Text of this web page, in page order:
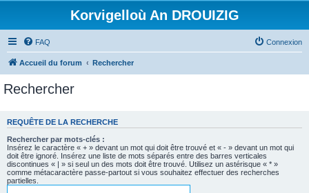
Korvigelloù An DROUIZIG
FAQ Connexion
Accueil du forum Rechercher
Rechercher
REQUÊTE DE LA RECHERCHE
Rechercher par mots-clés :
Insérez le caractère « + » devant un mot qui doit être trouvé et « - » devant un mot qui
doit être ignoré. Insérez une liste de mots séparés entre des barres verticales
discontinues « | » si seul un des mots doit être trouvé. Utilisez un astérisque « * »
comme métacaractère passe-partout si vous souhaitez effectuer des recherches
partielles.